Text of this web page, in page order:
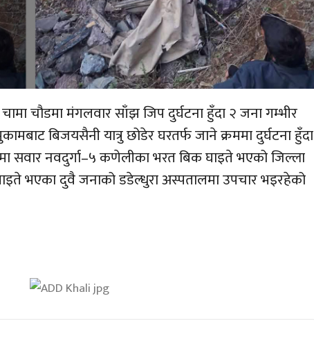
चौडमा मंगलवार साँझ जिप दुर्घटना हुँदा २ जना गम्भीर
बिजयसैनी यात्रु छोडेर घरतर्फ जाने क्रममा दुर्घटना हुँदा
सवार नवदुर्गा–५ कणेलीका भरत बिक घाइते भएको जिल्ला
भएका दुवै जनाको डडेल्धुरा अस्पतालमा उपचार भइरहेको